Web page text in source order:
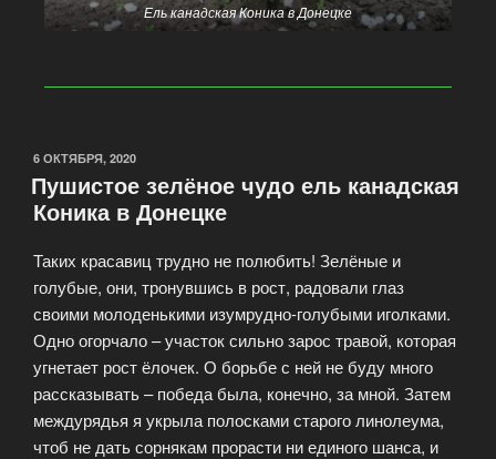
Ель канадская Коника в Донецке
6 ОКТЯБРЯ, 2020
Пушистое зелёное чудо ель канадская
Коника в Донецке
Таких красавиц трудно не полюбить! Зелёные и
голубые, они, тронувшись в рост, радовали глаз
своими молоденькими изумрудно-голубыми иголками.
Одно огорчало – участок сильно зарос травой, которая
угнетает рост ёлочек. О борьбе с ней не буду много
рассказывать – победа была, конечно, за мной. Затем
междурядья я укрыла полосками старого линолеума,
чтоб не дать сорнякам прорасти ни единого шанса, и